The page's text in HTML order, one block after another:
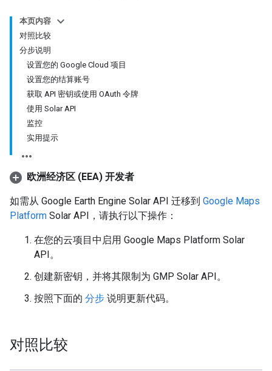
本页内容
对照比较
分步说明
设置您的 Google Cloud 项目
设置您的结算账号
获取 API 密钥或使用 OAuth 令牌
使用 Solar API
监控
实用提示
欧洲经济区 (EEA) 开发者
如需从 Google Earth Engine Solar API 迁移到 Google Maps
Platform Solar API，请执行以下操作：
在您的云项目中启用 Google Maps Platform Solar
API。
创建新密钥，并将其限制为 GMP Solar API。
按照下面的 分步 说明更新代码。
对照比较